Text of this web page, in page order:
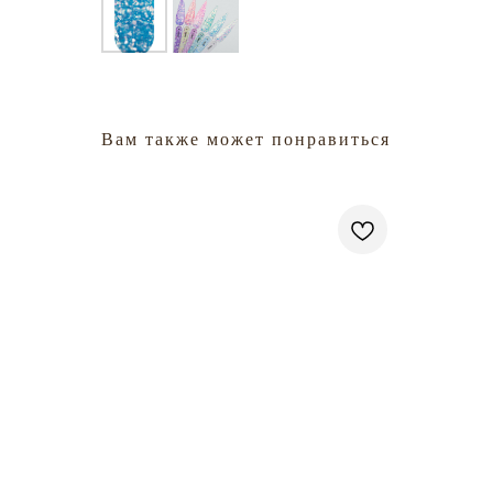
Вам также может понравиться